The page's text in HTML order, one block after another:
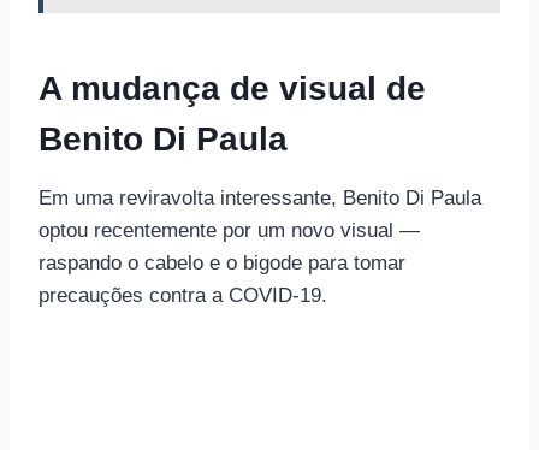
A mudança de visual de
Benito Di Paula
Em uma reviravolta interessante, Benito Di Paula
optou recentemente por um novo visual —
raspando o cabelo e o bigode para tomar
precauções contra a COVID-19.